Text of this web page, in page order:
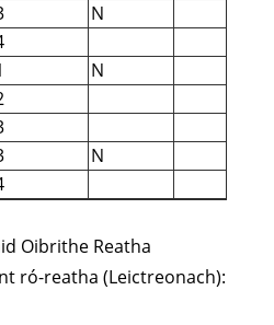
N
N
N
Oibrithe Reatha
ró-reatha (Leictreonach):